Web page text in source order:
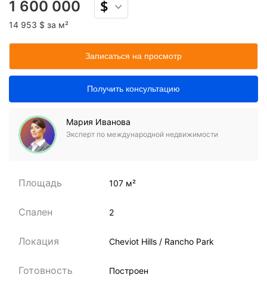
1 600 000
14 953 $ за м²
Записаться на просмотр
Получить консультацию
Мария Иванова
Эксперт по международной недвижимости
Площадь 107 м²
Спален 2
Локация Cheviot Hills / Rancho Park
Готовность Построен